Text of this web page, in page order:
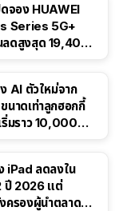
ดจอง HUAWEI
Series 5G+
ลดสูงสุด 19,400
AI ตัวใหม่จาก
นาดเท่าลูกฮอกกี้
ริ่มราว 10,000
iPad ลดลงใน
ปี 2026 แต่
ครองผู้นำตลาด